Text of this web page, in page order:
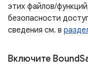
этих файлов/
безопасности
сведения см. в
Включите Bound